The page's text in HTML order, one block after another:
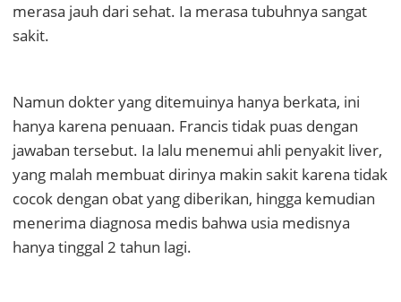
merasa jauh dari sehat. Ia merasa tubuhnya sangat
sakit.
Namun dokter yang ditemuinya hanya berkata, ini
hanya karena penuaan. Francis tidak puas dengan
jawaban tersebut. Ia lalu menemui ahli penyakit liver,
yang malah membuat dirinya makin sakit karena tidak
cocok dengan obat yang diberikan, hingga kemudian
menerima diagnosa medis bahwa usia medisnya
hanya tinggal 2 tahun lagi.